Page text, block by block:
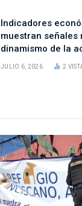
Indicadores
muestran señales
dinamismo de la
JULIO 6, 2026 2